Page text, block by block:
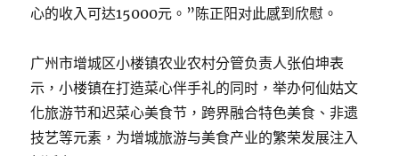
心的收入可达15000元。”陈正阳对此感到欣慰。
广州市增城区小楼镇农业农村分管负责人张伯坤表
示，小楼镇在打造菜心伴手礼的同时，举办何仙姑文
化旅游节和迟菜心美食节，跨界融合特色美食、非遗
技艺等元素，为增城旅游与美食产业的繁荣发展注入